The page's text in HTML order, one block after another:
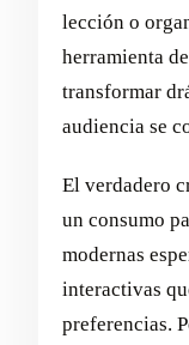
lección o
herramienta
transformar
audiencia se
El verdadero
un consumo
modernas
interactivas
preferencias.